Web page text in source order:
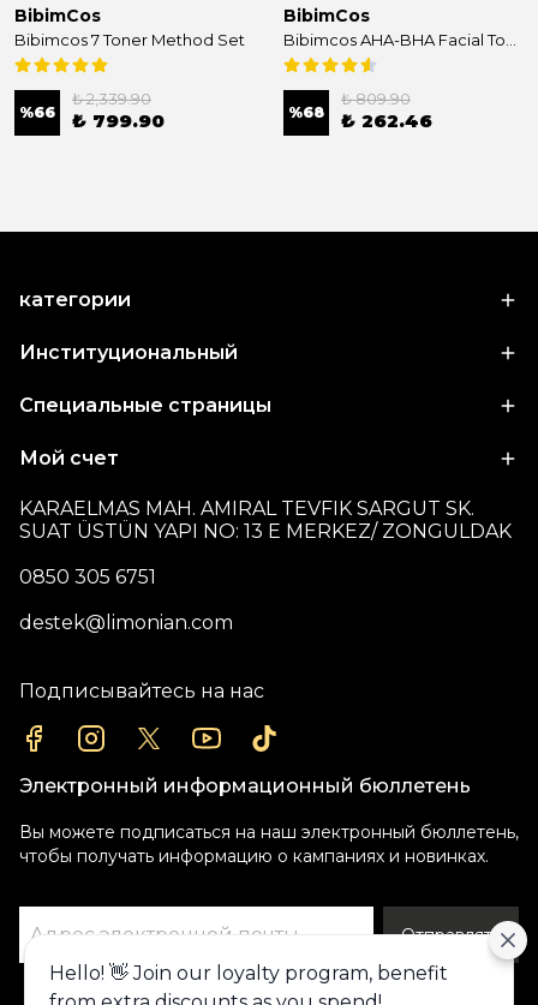
Alışveriş deneyiminizi iyileştirmek için
BibimCos
Bibimcos 7 Toner Method Set
%66
₺ 2,339.90
₺ 799.90
BibimCos
%68
₺ 809.90
₺ 262.46
категории
Институциональный
Специальные страницы
Мой счет
KARAELMAS MAH. AMIRAL TEVFIK SARGUT SK.
SUAT ÜSTÜN YAPI NO: 13 E MERKEZ/ ZONGULDAK
0850 305 6751
destek@limonian.com
Подписывайтесь на нас
Электронный информационный бюллетень
Вы можете подписаться на наш электронный бюллетень,
чтобы получать информацию о кампаниях и новинках.
Отправлять
Hello! 👋 Join our loyalty program, benefit